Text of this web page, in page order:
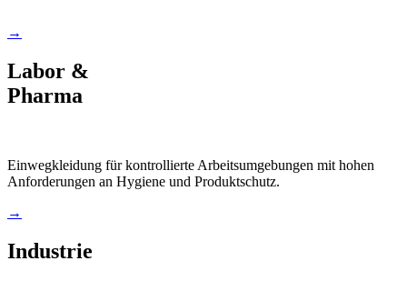
→
Labor &
Pharma
Einwegkleidung für kontrollierte Arbeitsumgebungen mit hohen
Anforderungen an Hygiene und Produktschutz.
→
Industrie